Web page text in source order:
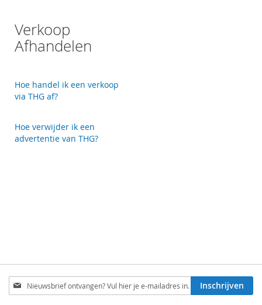
Verkoop
Afhandelen
Hoe handel ik een verkoop
via THG af?
Hoe verwijder ik een
advertentie van THG?
Schrijf
je
Inschrijven